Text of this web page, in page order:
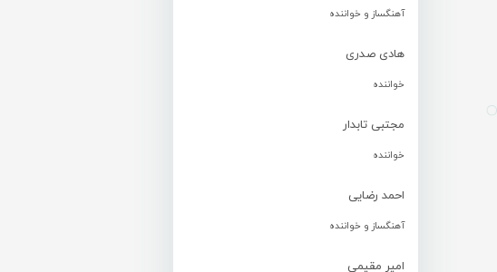
آهنگساز و خواننده
هادی صدری
خواننده
مجتبی تابدار
خواننده
احمد رضایی
آهنگساز و خواننده
امیر مقیمی